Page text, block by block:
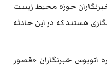
حوزه محیط زیست
هستند که در این حادثه
اتوبوس خبرنگاران «قصور